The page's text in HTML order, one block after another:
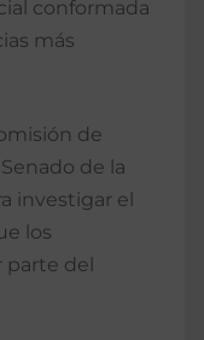
conformada
más
de
de la
investigar el
los
parte del